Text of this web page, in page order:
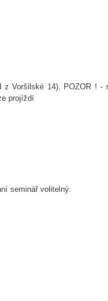
z Voršilské 14), POZOR ! -
projíždí
seminář volitelný.